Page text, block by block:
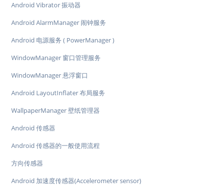
Android Vibrator 振动器
Android AlarmManager 闹钟服务
Android 电源服务 ( PowerManager )
WindowManager 窗口管理服务
WindowManager 悬浮窗口
Android LayoutInflater 布局服务
WallpaperManager 壁纸管理器
Android 传感器
Android 传感器的一般使用流程
方向传感器
Android 加速度传感器(Accelerometer sensor)